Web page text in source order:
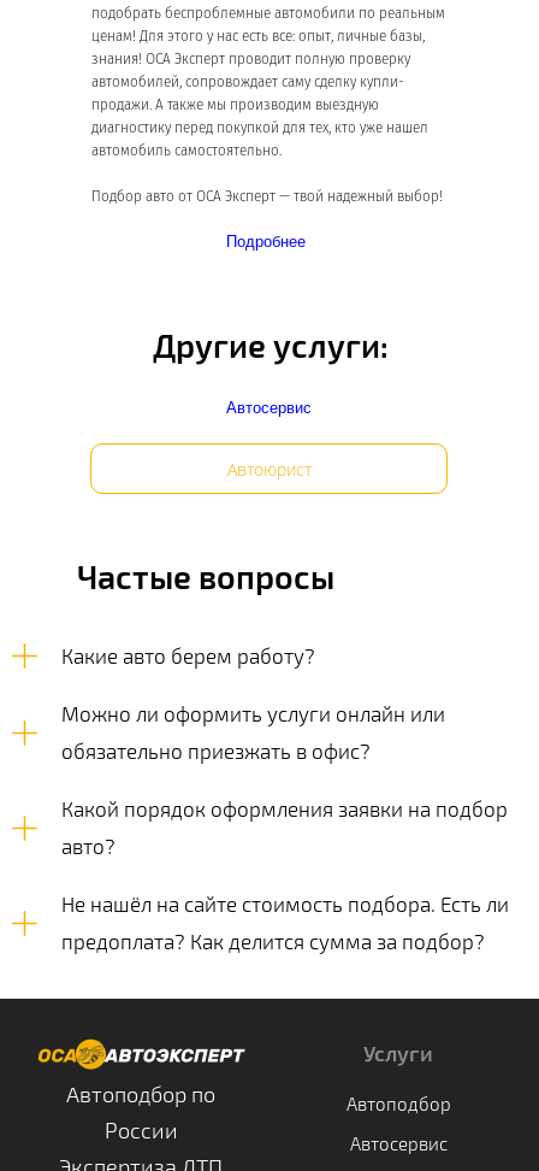
подобрать беспроблемные автомобили по реальным
ценам! Для этого у нас есть все: опыт, личные базы,
знания! ОСА Эксперт проводит полную проверку
автомобилей, сопровождает саму сделку купли-
продажи. А также мы производим выездную
диагностику перед покупкой для тех, кто уже нашел
автомобиль самостоятельно.
Подбор авто от ОСА Эксперт — твой надежный выбор!
Подробнее
работеДругие услуги:
Автосервис
Автоюрист
Частые вопросы
Какие авто берем работу?
Можно ли оформить услуги онлайн или
обязательно приезжать в офис?
Какой порядок оформления заявки на подбор
авто?
Не нашёл на сайте стоимость подбора. Есть ли
предоплата? Как делится сумма за подбор?
Автоподбор по
России
Услуги
Автоподбор
Автосервис